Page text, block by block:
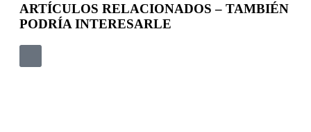
ARTÍCULOS RELACIONADOS – TAMBIÉN
PODRÍA INTERESARLE